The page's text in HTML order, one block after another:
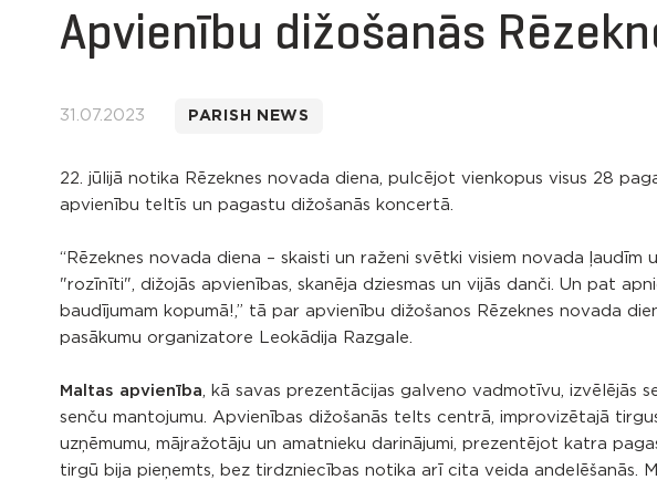
Apvienību dižošanās
31.07.2023 PARISH NEWS
22. jūlijā notika Rēzeknes novada diena, pulcējot vienkopus visus 28
apvienību teltīs un pagastu dižošanās koncertā.
“Rēzeknes novada diena – skaisti un raženi svētki visiem novada ļaudīm
"rozīnīti", dižojās apvienības, skanēja dziesmas un vijās danči. Un pat
baudījumam kopumā!,” tā par apvienību dižošanos Rēzeknes novada
pasākumu organizatore Leokādija Razgale.
Maltas apvienība, kā savas prezentācijas galveno vadmotīvu, izvēlējās
senču mantojumu. Apvienības dižošanās telts centrā, improvizētajā
uzņēmumu, mājražotāju un amatnieku darinājumi, prezentējot katra
tirgū bija pieņemts, bez tirdzniecības notika arī cita veida andelēšanās.